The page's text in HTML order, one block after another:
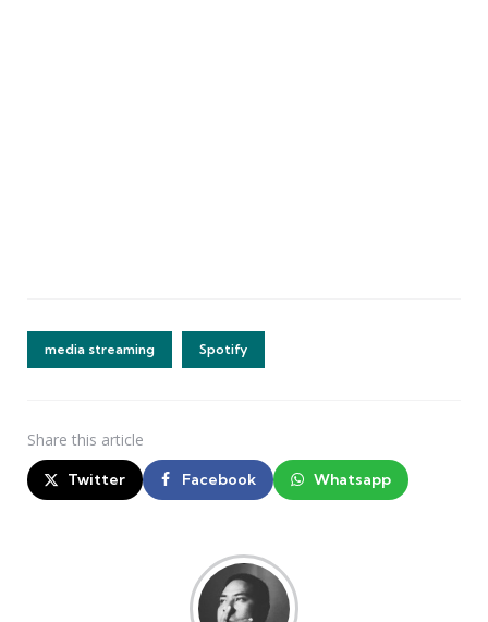
media streaming Spotify
Share this article
Twitter Facebook Whatsapp